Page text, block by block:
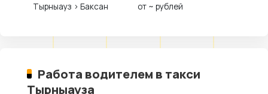
Тырныауз › Баксан от ~ рублей
Работа водителем в такси
Тырныауза